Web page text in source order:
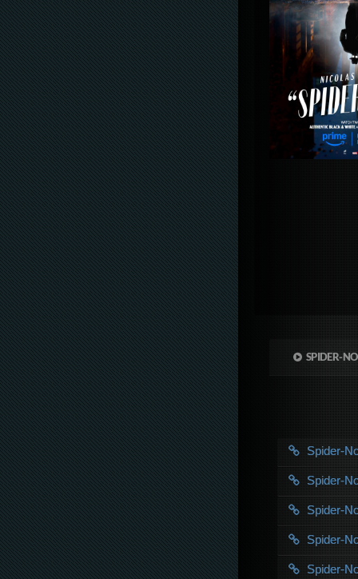
SPIDER-
Spider-
Spider-
Spider-
Spider-
Spider-